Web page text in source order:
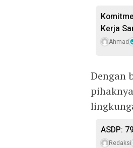
Kerja
Ahmad
Dengan
ASDP:
Redaksi